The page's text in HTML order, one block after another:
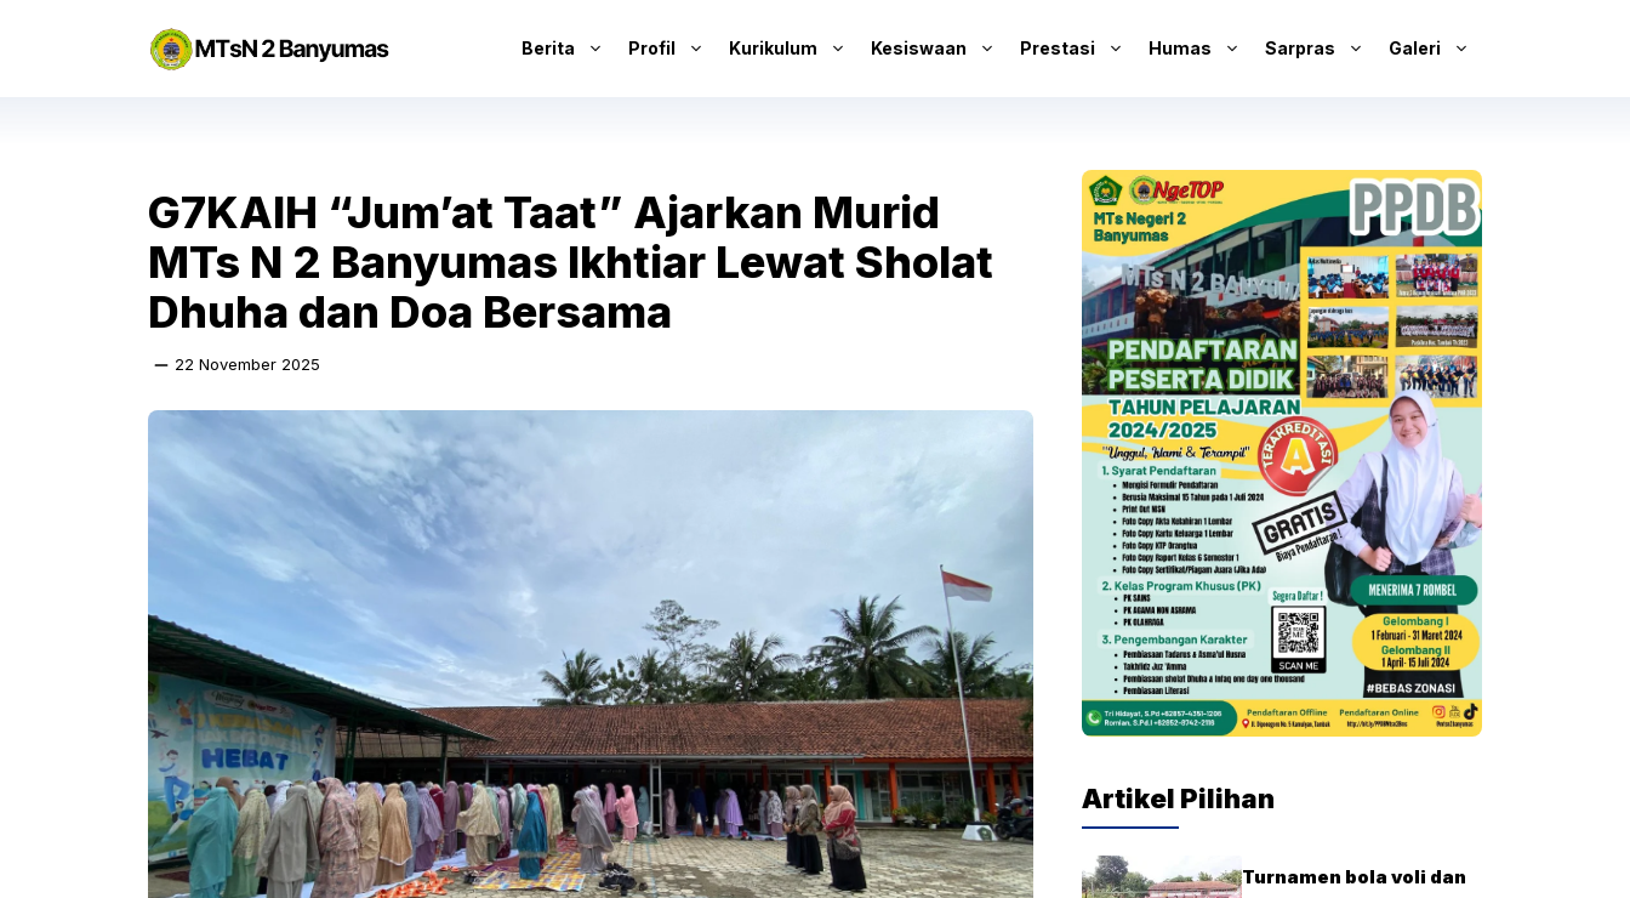
Berita Profil Kurikulum Kesiswaan Prestasi Humas Sarpras Galeri
G7KAIH “Jum’at Taat” Ajarkan Murid
MTs N 2 Banyumas Ikhtiar Lewat Sholat
Dhuha dan Doa Bersama
22 November 2025
Artikel Pilihan
Turnamen bola voli dan